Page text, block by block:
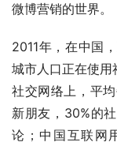
微博营销的世界。
2011年，在中国
城市人口正在使
社交网络上，平
新朋友，30%的
论；中国互联网